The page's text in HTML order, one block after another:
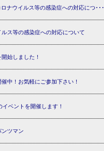
ロナウイルス等の感染症への対応につ･･･
ルス等の感染症への対応について
始しました！
中！お気軽にご参加下さい！
ベントを開催します！
ンツマン